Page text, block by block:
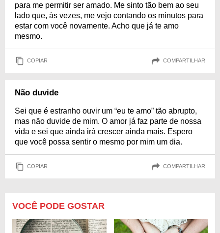
para me permitir ser amado. Me sinto tão bem ao seu
lado que, às vezes, me vejo contando os minutos para
estar com você novamente. Acho que já te amo
mesmo.
COPIAR COMPARTILHAR
Não duvide
Sei que é estranho ouvir um “eu te amo” tão abrupto,
mas não duvide de mim. O amor já faz parte de nossa
vida e sei que ainda irá crescer ainda mais. Espero
que você possa sentir o mesmo por mim um dia.
COPIAR COMPARTILHAR
VOCÊ PODE GOSTAR